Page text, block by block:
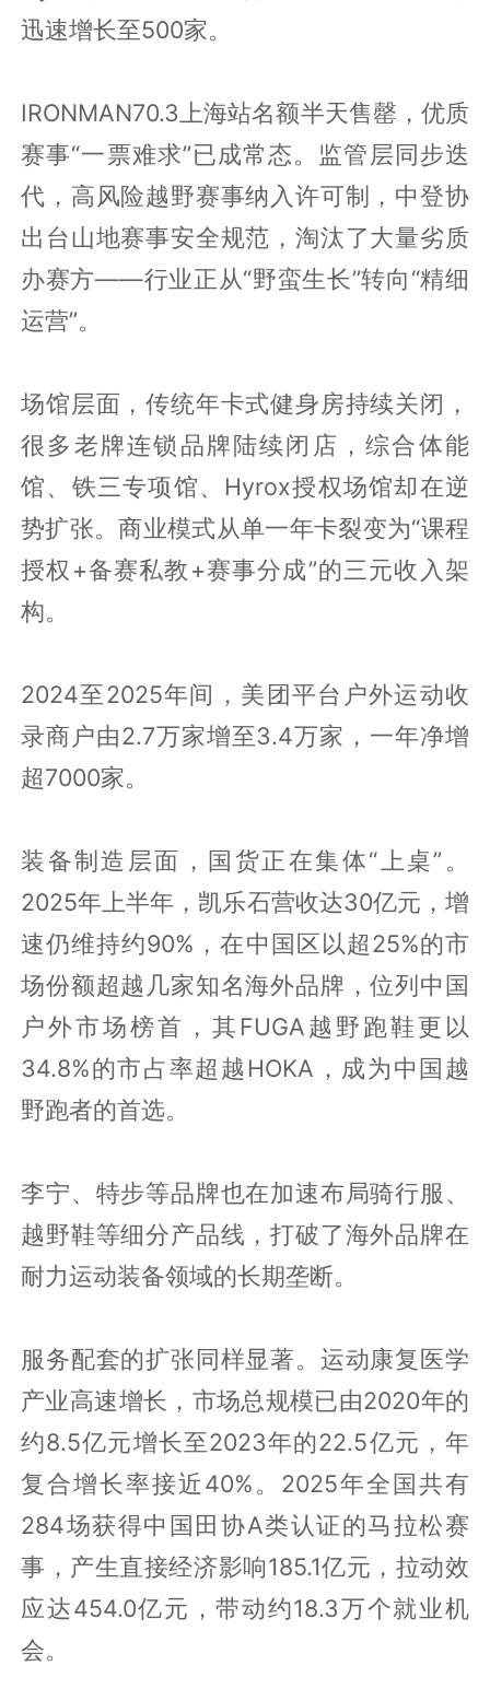
迅速增长至500家。
IRONMAN70.3上海站名额半天售罄，优质
赛事“一票难求”已成常态。监管层同步迭
代，高风险越野赛事纳入许可制，中登协
出台山地赛事安全规范，淘汰了大量劣质
办赛方——行业正从“野蛮生长”转向“精细
运营”。
场馆层面，传统年卡式健身房持续关闭，
很多老牌连锁品牌陆续闭店，综合体能
馆、铁三专项馆、Hyrox授权场馆却在逆
势扩张。商业模式从单一年卡裂变为“课程
授权+备赛私教+赛事分成”的三元收入架
构。
2024至2025年间，美团平台户外运动收
录商户由2.7万家增至3.4万家，一年净增
超7000家。
装备制造层面，国货正在集体“上桌”。
2025年上半年，凯乐石营收达30亿元，增
速仍维持约90%，在中国区以超25%的市
场份额超越几家知名海外品牌，位列中国
户外市场榜首，其FUGA越野跑鞋更以
34.8%的市占率超越HOKA，成为中国越
野跑者的首选。
李宁、特步等品牌也在加速布局骑行服、
越野鞋等细分产品线，打破了海外品牌在
耐力运动装备领域的长期垄断。
服务配套的扩张同样显著。运动康复医学
产业高速增长，市场总规模已由2020年的
约8.5亿元增长至2023年的22.5亿元，年
复合增长率接近40%。2025年全国共有
284场获得中国田协A类认证的马拉松赛
事，产生直接经济影响185.1亿元，拉动效
应达454.0亿元，带动约18.3万个就业机
会。